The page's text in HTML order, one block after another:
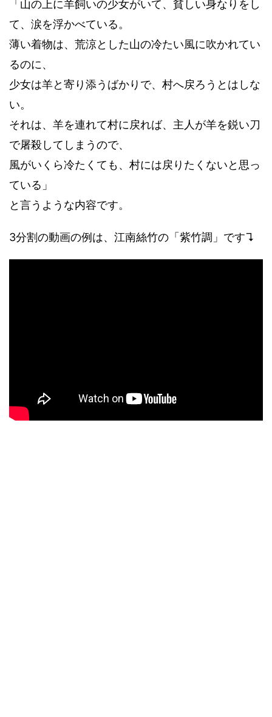
「山の上に羊飼いの少女がいて、貧しい身なりをし
て、涙を浮かべている。
薄い着物は、荒涼とした山の冷たい風に吹かれてい
るのに、
少女は羊と寄り添うばかりで、村へ戻ろうとはしな
い。
それは、羊を連れて村に戻れば、主人が羊を鋭い刀
で屠殺してしまうので、
風がいくら冷たくても、村には戻りたくないと思っ
ている」
と言うような内容です。
3分割の動画の例は、江南絲竹の「紫竹調」です↴